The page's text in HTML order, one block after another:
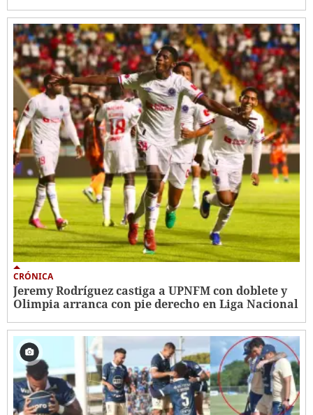
CRÓNICA
Jeremy Rodríguez castiga a UPNFM con doblete y
Olimpia arranca con pie derecho en Liga Nacional